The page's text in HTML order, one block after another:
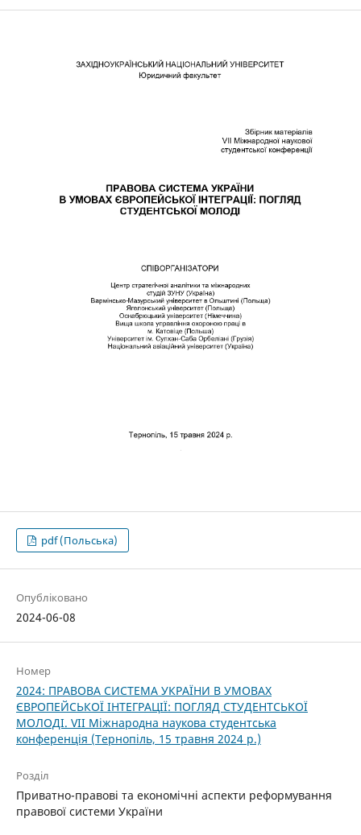
pdf (Польська)
Опубліковано
2024-06-08
Номер
2024: ПРАВОВА СИСТЕМА УКРАЇНИ В УМОВАХ
ЄВРОПЕЙСЬКОЇ ІНТЕГРАЦІЇ: ПОГЛЯД СТУДЕНТСЬКОЇ
МОЛОДІ. VІІ Міжнародна наукова студентська
конференція (Тернопіль, 15 травня 2024 р.)
Розділ
Приватно-правові та економічні аспекти реформування
правової системи України